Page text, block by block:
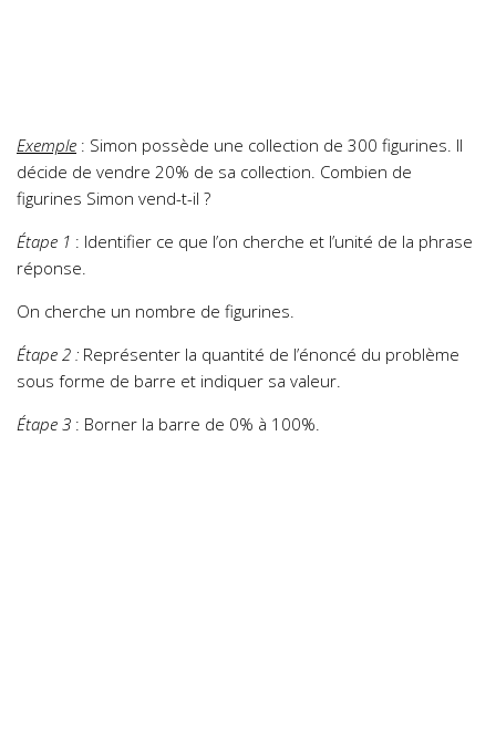
Exemple : Simon possède une collection de 300 figurines. Il
décide de vendre 20% de sa collection. Combien de
figurines Simon vend-t-il ?
Étape 1 : Identifier ce que l’on cherche et l’unité de la phrase
réponse.
On cherche un nombre de figurines.
Étape 2 : Représenter la quantité de l’énoncé du problème
sous forme de barre et indiquer sa valeur.
Étape 3 : Borner la barre de 0% à 100%.